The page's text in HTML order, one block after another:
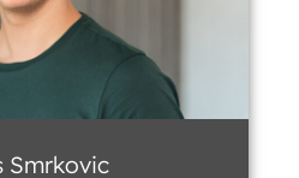
Smrkovic